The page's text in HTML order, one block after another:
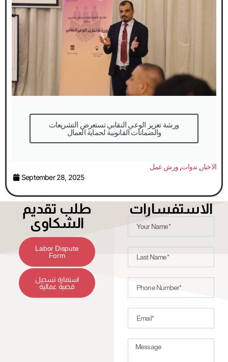
والضمانات القانونية لحماية العمال
الاخبار, ندوات,ورش عمل
September 28, 2025
طلب تقديم
الشكاوى
Labor Dispute
Form
استمارة تسجيل
قضية عمالية
الاستفسارات